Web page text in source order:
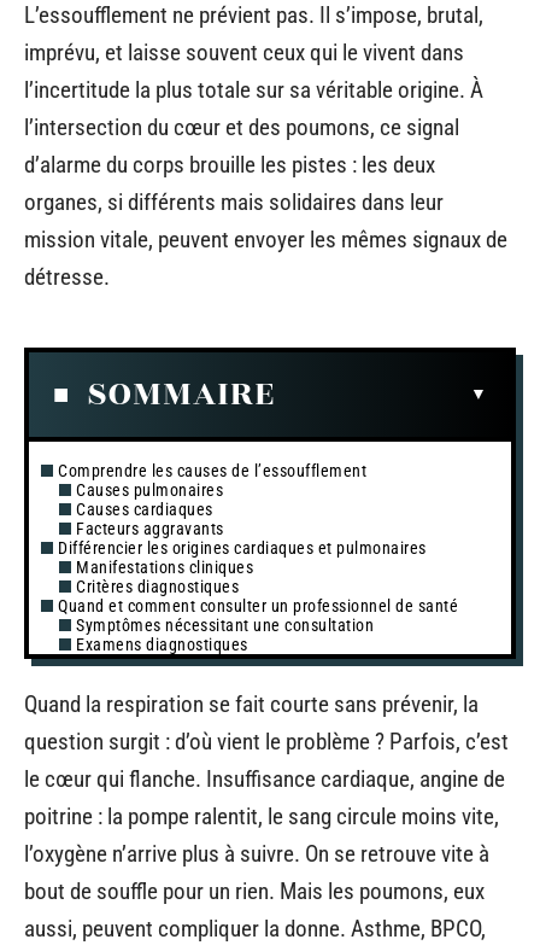
L’essoufflement ne prévient pas. Il s’impose, brutal,
imprévu, et laisse souvent ceux qui le vivent dans
l’incertitude la plus totale sur sa véritable origine. À
l’intersection du cœur et des poumons, ce signal
d’alarme du corps brouille les pistes : les deux
organes, si différents mais solidaires dans leur
mission vitale, peuvent envoyer les mêmes signaux de
détresse.
SOMMAIRE
Comprendre les causes de l’essoufflement
Causes pulmonaires
Causes cardiaques
Facteurs aggravants
Différencier les origines cardiaques et pulmonaires
Manifestations cliniques
Critères diagnostiques
Quand et comment consulter un professionnel de santé
Symptômes nécessitant une consultation
Examens diagnostiques
Quand la respiration se fait courte sans prévenir, la
question surgit : d’où vient le problème ? Parfois, c’est
le cœur qui flanche. Insuffisance cardiaque, angine de
poitrine : la pompe ralentit, le sang circule moins vite,
l’oxygène n’arrive plus à suivre. On se retrouve vite à
bout de souffle pour un rien. Mais les poumons, eux
aussi, peuvent compliquer la donne. Asthme, BPCO,